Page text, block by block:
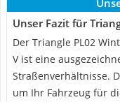
Unser Fazit für
Der Triangle PL02
V ist eine
Straßenverhältnisse.
um Ihr Fahrzeug für